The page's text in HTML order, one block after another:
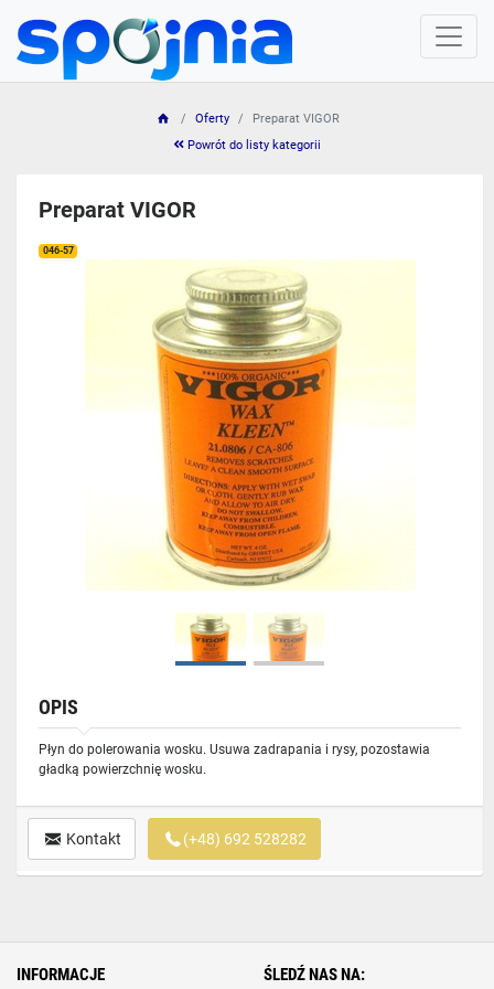
Oferty
Preparat VIGOR
Powrót do listy kategorii
Preparat VIGOR
046-57
OPIS
Płyn do polerowania wosku. Usuwa zadrapania i rysy, pozostawia
gładką powierzchnię wosku.
Kontakt (+48) 692 528282
INFORMACJE ŚLEDŹ NAS NA: